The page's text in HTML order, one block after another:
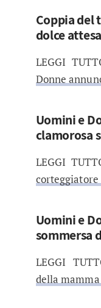
Coppia del
dolce attesa
LEGGI
Donne
Uomini e
clamorosa
LEGGI
Uomini e
sommersa
LEGGI
della